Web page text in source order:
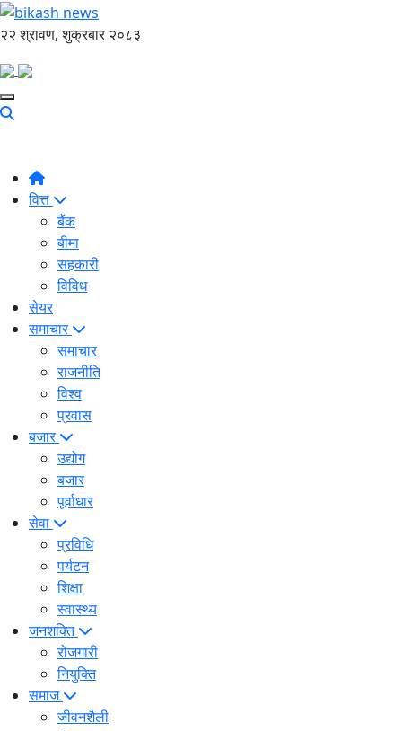
२२ श्रावण, शुक्रबार २०८३
वित्त
बैंक
बीमा
सहकारी
विविध
सेयर
समाचार
समाचार
राजनीति
विश्व
प्रवास
बजार
उद्योग
बजार
पूर्वाधार
सेवा
प्रविधि
पर्यटन
शिक्षा
स्वास्थ्य
जनशक्ति
रोजगारी
नियुक्ति
समाज
जीवनशैली